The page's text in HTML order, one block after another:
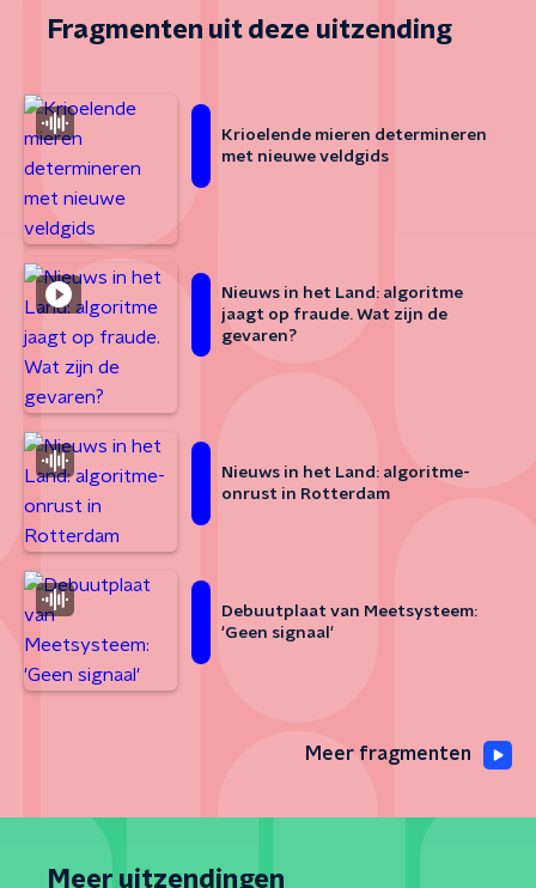
Fragmenten uit deze uitzending
Krioelende mieren determineren
met nieuwe veldgids
Nieuws in het Land: algoritme
jaagt op fraude. Wat zijn de
gevaren?
Nieuws in het Land: algoritme-
onrust in Rotterdam
Debuutplaat van Meetsysteem:
'Geen signaal'
Meer fragmenten
Meer uitzendingen